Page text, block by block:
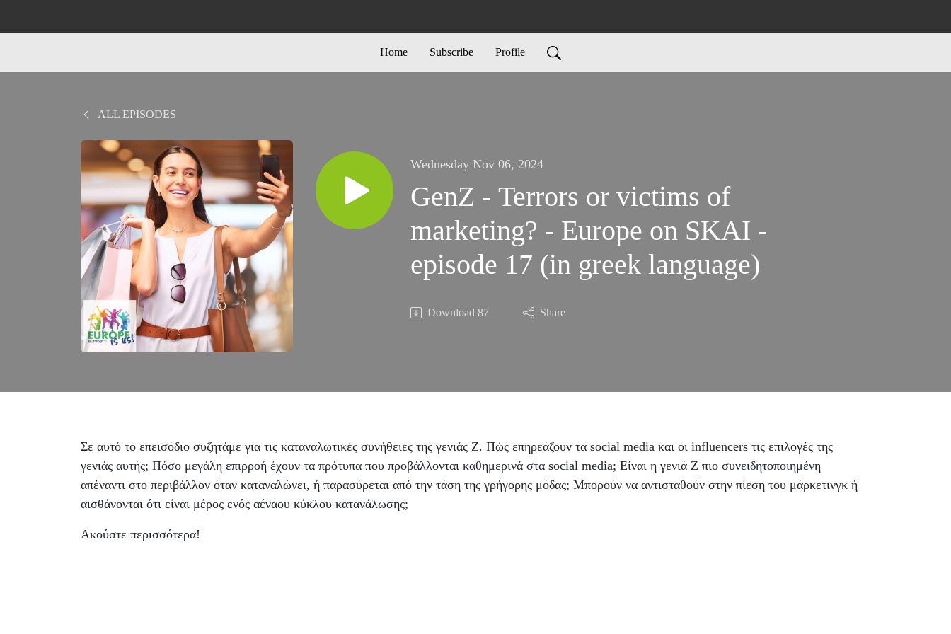
Home Subscribe Profile
ALL EPISODES
Wednesday Nov 06, 2024
GenZ - Terrors or victims of
marketing? - Europe on SKAI -
episode 17 (in greek language)
Download 87 Share
Σε αυτό το επεισόδιο συζητάμε για τις καταναλωτικές συνήθειες της γενιάς Ζ. Πώς επηρεάζουν τα social media και οι influencers τις επιλογές της
γενιάς αυτής; Πόσο μεγάλη επιρροή έχουν τα πρότυπα που προβάλλονται καθημερινά στα social media; Είναι η γενιά Ζ πιο συνειδητοποιημένη
απέναντι στο περιβάλλον όταν καταναλώνει, ή παρασύρεται από την τάση της γρήγορης μόδας; Μπορούν να αντισταθούν στην πίεση του μάρκετινγκ ή
αισθάνονται ότι είναι μέρος ενός αέναου κύκλου κατανάλωσης;
Ακούστε περισσότερα!